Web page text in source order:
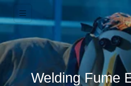
Welding Fume